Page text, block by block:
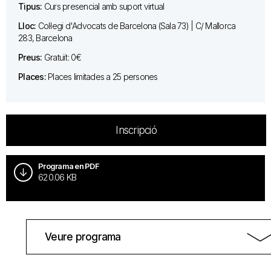
Tipus: Curs presencial amb suport virtual
Lloc: Col·legi d'Advocats de Barcelona (Sala 73) | C/ Mallorca
283, Barcelona
Preus: Gratuït: 0€
Places: Places limitades a 25 persones
Inscripció
Programa en PDF
620.06 KB
Veure programa